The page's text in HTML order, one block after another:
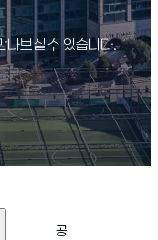
나보실 수 있습니다.
공